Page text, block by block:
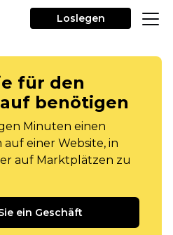
Loslegen
für den
benötigen
Minuten einen
einer Website, in
auf Marktplätzen zu
ein Geschäft